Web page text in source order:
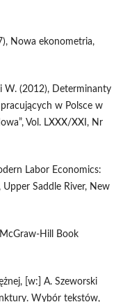
Nowa ekonometria,
W. (2012), Determinanty
w Polsce w
Vol. LXXX/XXI, Nr
Labor Economics:
Upper Saddle River, New
Hill Book
[w:] A. Szeworski
Wybór tekstów,